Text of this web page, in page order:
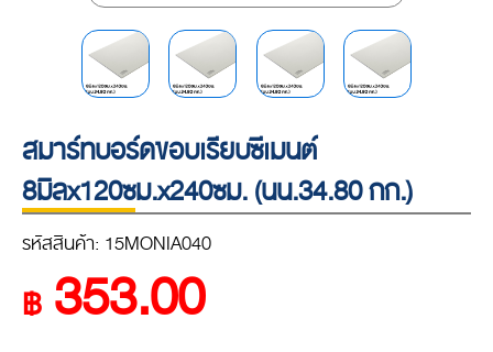
สมาร์ทบอร์ดขอบเรียบซีเมนต์
8มิลx120ซม.x240ซม. (นน.34.80 กก.)
รหัสสินค้า: 15MONIA040
฿ 353.00